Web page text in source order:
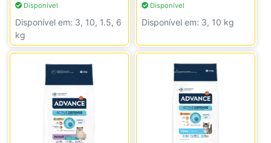
Disponível
Disponível em: 3, 10, 1.5, 6
kg
Disponível
Disponível em: 3, 10 kg